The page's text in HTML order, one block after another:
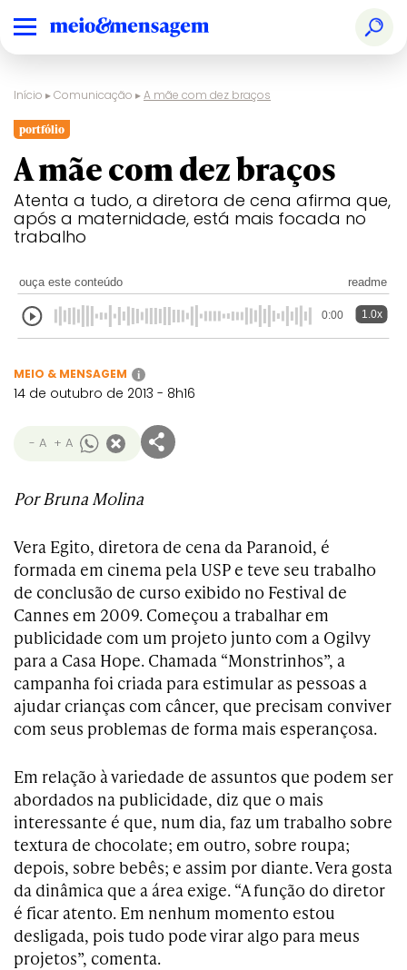
Início ▸Comunicação ▸A mãe com dez braços
portfólio
A mãe com dez braços
Atenta a tudo, a diretora de cena afirma que,
após a maternidade, está mais focada no
trabalho
ouça este conteúdo readme
0:00 1.0x
MEIO & MENSAGEM i
14 de outubro de 2013 - 8h16
- A + A
Por Bruna Molina
Vera Egito, diretora de cena da Paranoid, é
formada em cinema pela USP e teve seu trabalho
de conclusão de curso exibido no Festival de
Cannes em 2009. Começou a trabalhar em
publicidade com um projeto junto com a Ogilvy
para a Casa Hope. Chamada “Monstrinhos”, a
campanha foi criada para estimular as pessoas a
ajudar crianças com câncer, que precisam conviver
com seus problemas de forma mais esperançosa.
Em relação à variedade de assuntos que podem ser
abordados na publicidade, diz que o mais
interessante é que, num dia, faz um trabalho sobre
textura de chocolate; em outro, sobre roupa;
depois, sobre bebês; e assim por diante. Vera gosta
da dinâmica que a área exige. “A função do diretor
é ficar atento. Em nenhum momento estou
desligada, pois tudo pode virar algo para meus
projetos”, comenta.